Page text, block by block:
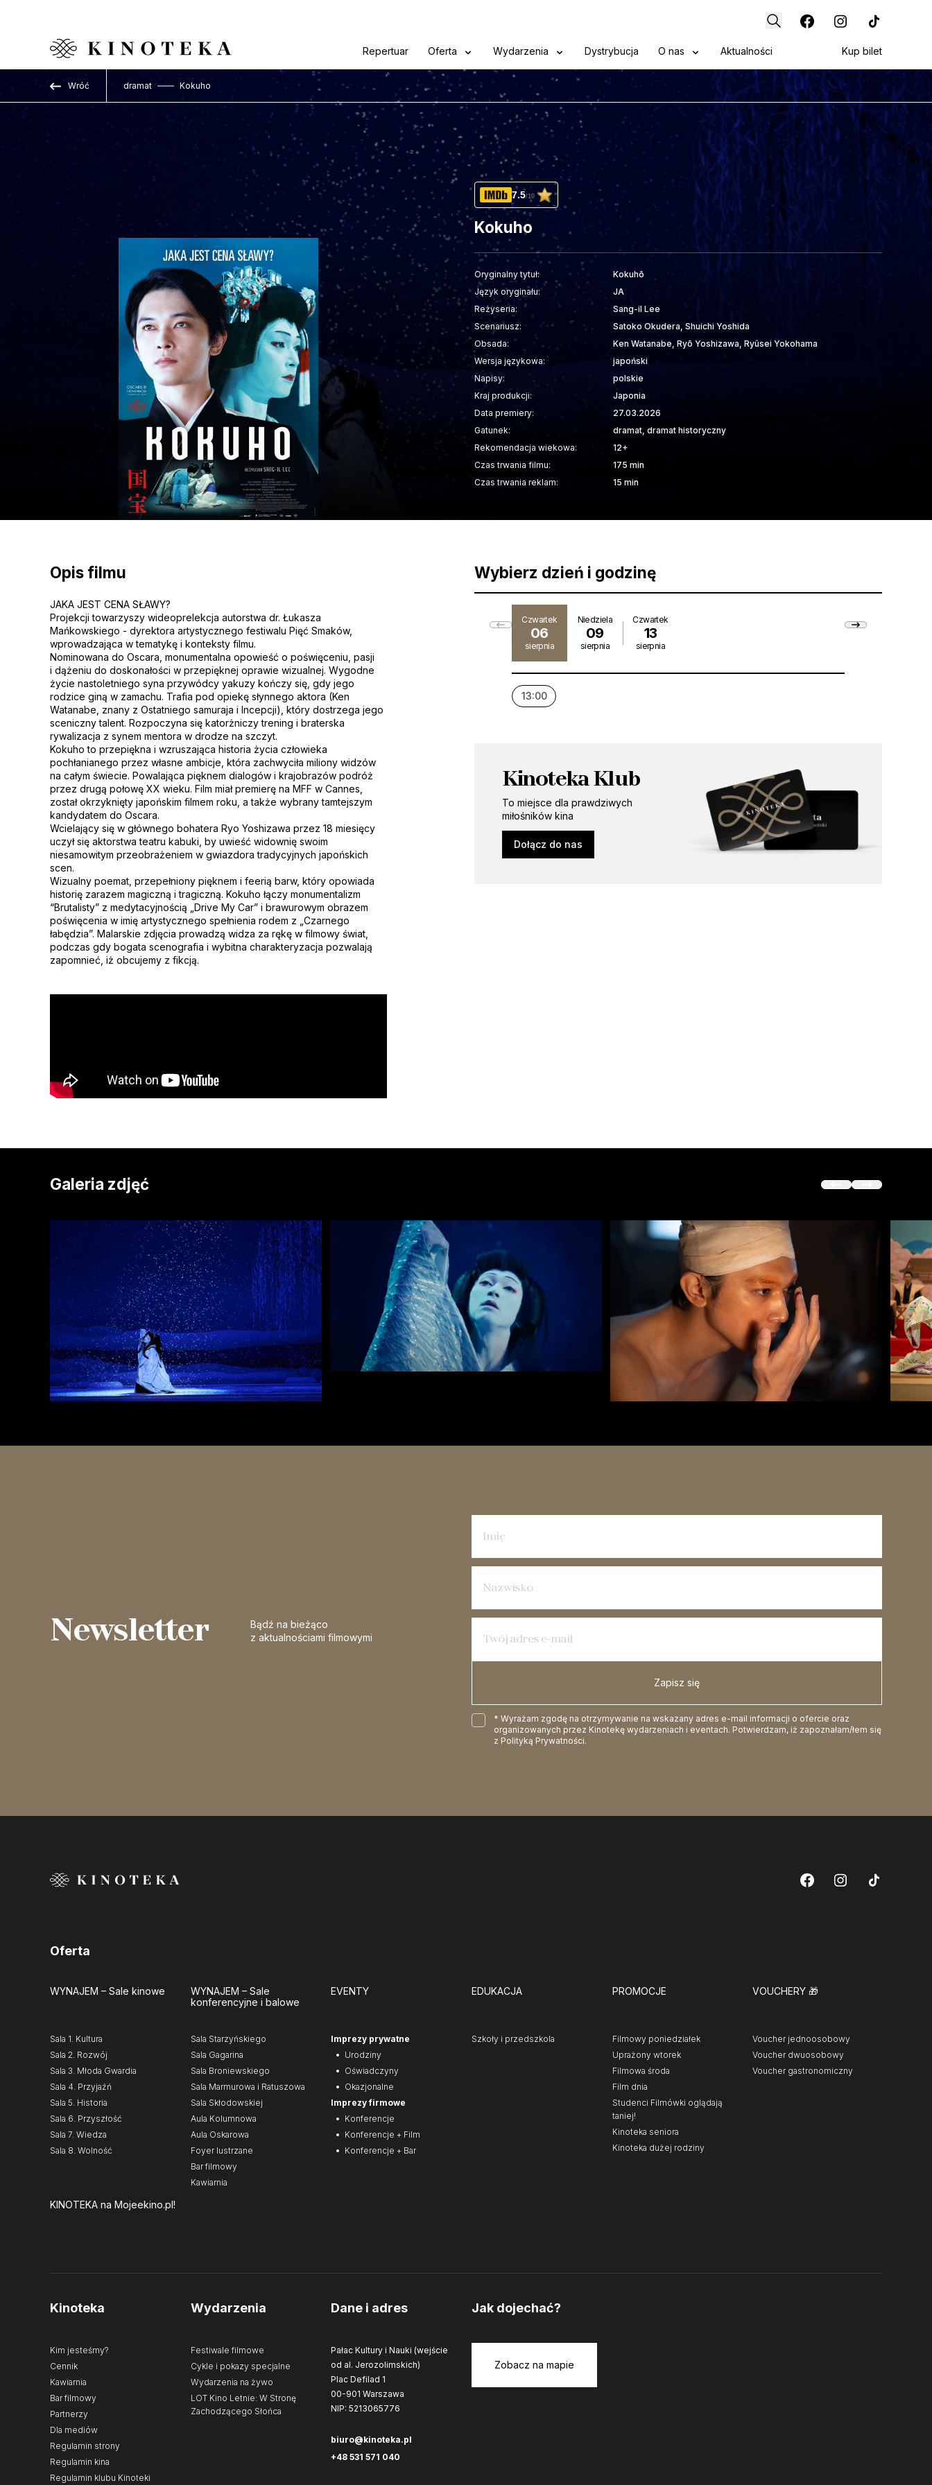
Repertuar Oferta Wydarzenia Dystrybucja O nas Aktualności Kup bilet
Wróć dramat Kokuho
7.5/10
Kokuho
Oryginalny tytuł:
Kokuhō
Język oryginału:
JA
Reżyseria:
Sang-il Lee
Scenariusz:
Satoko Okudera, Shuichi Yoshida
Obsada:
Ken Watanabe, Ryō Yoshizawa, Ryûsei Yokohama
Wersja językowa:
japoński
Napisy:
polskie
Kraj produkcji:
Japonia
Data premiery:
27.03.2026
Gatunek:
dramat, dramat historyczny
Rekomendacja wiekowa:
12+
Czas trwania filmu:
175 min
Czas trwania reklam:
15 min
Wybierz dzień i godzinę
Czwartek
06
sierpnia
Niedziela
09
sierpnia
Czwartek
13
sierpnia
13:00
Kinoteka Klub
To miejsce dla prawdziwych
miłośników kina
Dołącz do nas
Opis filmu
JAKA JEST CENA SŁAWY?
Projekcji towarzyszy wideoprelekcja autorstwa dr. Łukasza
Mańkowskiego - dyrektora artystycznego festiwalu Pięć Smaków,
wprowadzająca w tematykę i konteksty filmu.
Nominowana do Oscara, monumentalna opowieść o poświęceniu, pasji
i dążeniu do doskonałości w przepięknej oprawie wizualnej. Wygodne
życie nastoletniego syna przywódcy yakuzy kończy się, gdy jego
rodzice giną w zamachu. Trafia pod opiekę słynnego aktora (Ken
Watanabe, znany z Ostatniego samuraja i Incepcji), który dostrzega jego
sceniczny talent. Rozpoczyna się katorżniczy trening i braterska
rywalizacja z synem mentora w drodze na szczyt.
Kokuho to przepiękna i wzruszająca historia życia człowieka
pochłanianego przez własne ambicje, która zachwyciła miliony widzów
na całym świecie. Powalająca pięknem dialogów i krajobrazów podróż
przez drugą połowę XX wieku. Film miał premierę na MFF w Cannes,
został okrzyknięty japońskim filmem roku, a także wybrany tamtejszym
kandydatem do Oscara.
Wcielający się w głównego bohatera Ryo Yoshizawa przez 18 miesięcy
uczył się aktorstwa teatru kabuki, by uwieść widownię swoim
niesamowitym przeobrażeniem w gwiazdora tradycyjnych japońskich
scen.
Wizualny poemat, przepełniony pięknem i feerią barw, który opowiada
historię zarazem magiczną i tragiczną. Kokuho łączy monumentalizm
“Brutalisty” z medytacyjnością „Drive My Car” i brawurowym obrazem
poświęcenia w imię artystycznego spełnienia rodem z „Czarnego
łabędzia”. Malarskie zdjęcia prowadzą widza za rękę w filmowy świat,
podczas gdy bogata scenografia i wybitna charakteryzacja pozwalają
zapomnieć, iż obcujemy z fikcją.
Galeria zdjęć
Newsletter
Bądź na bieżąco
z aktualnościami filmowymi
Zapisz się
* Wyrażam zgodę na otrzymywanie na wskazany adres e-mail informacji o ofercie oraz
organizowanych przez Kinotekę wydarzeniach i eventach. Potwierdzam, iż zapoznałam/łem się
z Polityką Prywatności.
Oferta
WYNAJEM – Sale kinowe
Sala 1. Kultura
Sala 2. Rozwój
Sala 3. Młoda Gwardia
Sala 4. Przyjaźń
Sala 5. Historia
Sala 6. Przyszłość
Sala 7. Wiedza
Sala 8. Wolność
WYNAJEM – Sale
konferencyjne i balowe
Sala Starzyńskiego
Sala Gagarina
Sala Broniewskiego
Sala Marmurowa i Ratuszowa
Sala Skłodowskiej
Aula Kolumnowa
Aula Oskarowa
Foyer lustrzane
Bar filmowy
Kawiarnia
EVENTY
Imprezy prywatne
Urodziny
Oświadczyny
Okazjonalne
Imprezy firmowe
Konferencje
Konferencje + Film
Konferencje + Bar
EDUKACJA
Szkoły i przedszkola
PROMOCJE
Filmowy poniedziałek
Uprażony wtorek
Filmowa środa
Film dnia
Studenci Filmówki oglądają
taniej!
Kinoteka seniora
Kinoteka dużej rodziny
VOUCHERY 🎁
Voucher jednoosobowy
Voucher dwuosobowy
Voucher gastronomiczny
KINOTEKA na Mojeekino.pl!
Kinoteka
Kim jesteśmy?
Cennik
Kawiarnia
Bar filmowy
Partnerzy
Dla mediów
Regulamin strony
Regulamin kina
Regulamin klubu Kinoteki
Wydarzenia
Festiwale filmowe
Cykle i pokazy specjalne
Wydarzenia na żywo
LOT Kino Letnie: W Stronę
Zachodzącego Słońca
Dane i adres
Pałac Kultury i Nauki (wejście
od al. Jerozolimskich)
Plac Defilad 1
00-901 Warszawa
NIP: 5213065776
biuro@kinoteka.pl
+48 531 571 040
Jak dojechać?
Zobacz na mapie